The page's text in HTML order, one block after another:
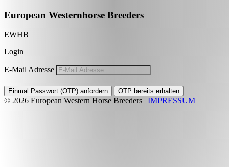
European Westernhorse Breeders
EWHB
Login
E-Mail Adresse
Einmal Passwort (OTP) anfordern OTP bereits erhalten
© 2026 European Western Horse Breeders | IMPRESSUM